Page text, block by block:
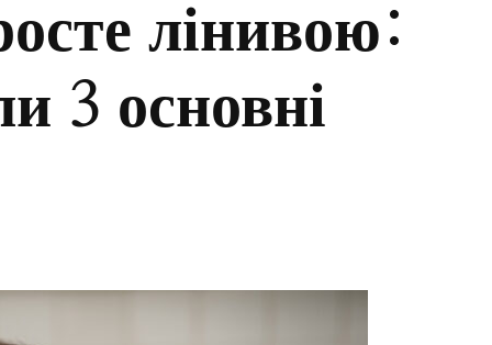
лінивою:
3 основні